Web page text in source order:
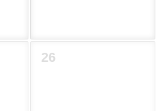
26